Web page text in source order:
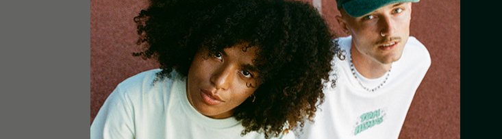
Questo prodotto è utilizzato esclusivamente a fini commerciali, scientifici e
tecnici. Tenere fuori dalla portata dei bambini. Il prodotto non deve essere
portato all’estero. Il consumo fumato di questo prodotto è severamente vietato.
Questi fiori di canapa europei trasformati contengono meno dello 0,2% di THC Il
nome del prodotto non è correlato ad altri prodotti e viene utilizzato solo a fini
di marketing.